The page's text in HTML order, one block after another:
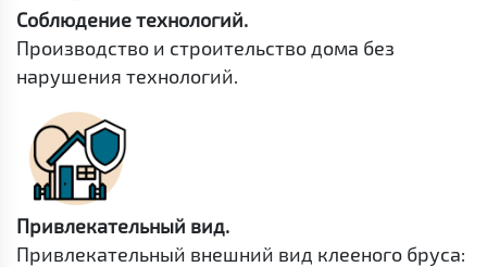
Соблюдение технологий.
Производство и строительство дома без
нарушения технологий.
Привлекательный вид.
Привлекательный внешний вид клееного бруса: